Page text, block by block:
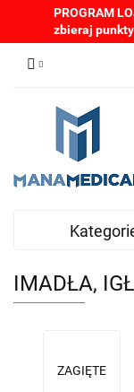
PROGRAM
zbieraj
IMADŁA,
ZAGIĘTE